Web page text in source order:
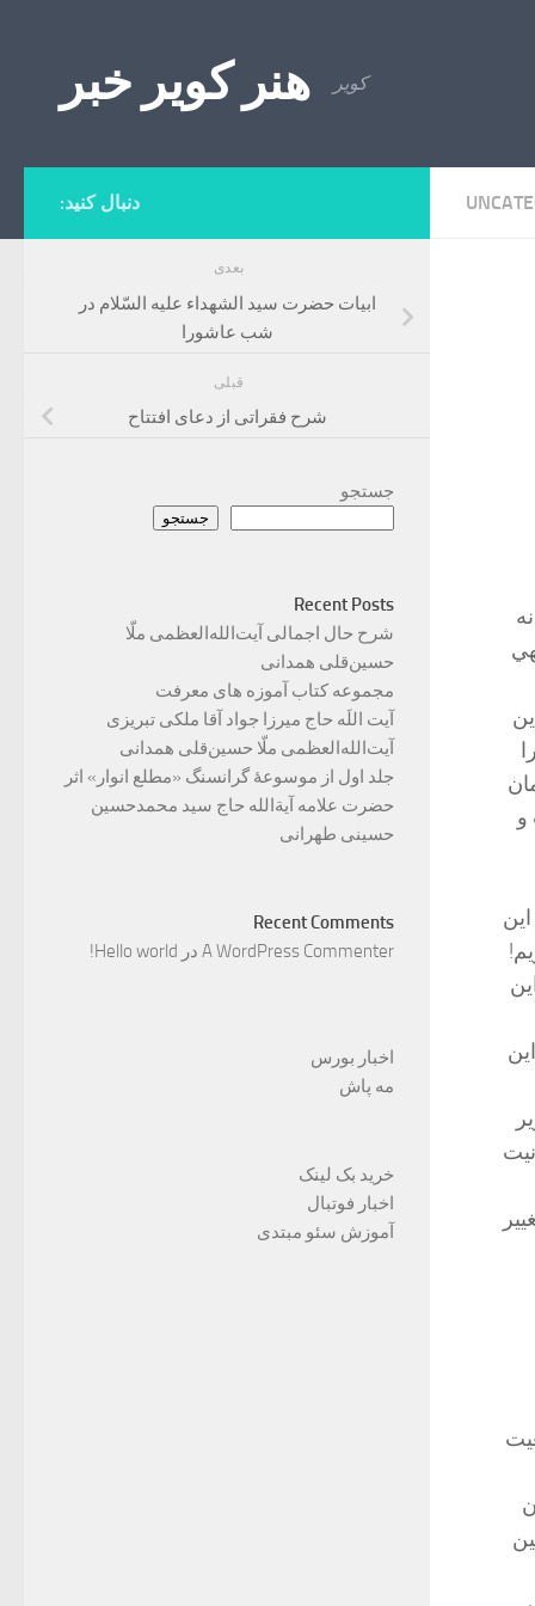
هنر کویر خبر کویر
و
دنبال کنید:
بعدی
ابيات‌ حضرت‌ سيد الشهداء عليه‌ السّلام‌ در
شب‌ عاشورا
قبلی
شرح فقراتی از دعای افتتاح
جستجو
جستجو
Recent Posts
شرح حال اجمالی آیت‌الله‌العظمی ملّا
حسین‌قلی همدانی
مجموعه کتاب آموزه های معرفت
آیت اللَه حاج میرزا جواد آقا ملکی تبریزی
آیت‌الله‌العظمی ملّا حسین‌قلی همدانی
جلد اول از موسوعۀ گرانسنگ «مطلع انوار» اثر
حضرت علامه آیة‌الله حاج سید محمدحسین
حسینی طهرانی
Recent Comments
A WordPress Commenter در Hello world!
اخبار بورس
مه پاش
خرید بک لینک
اخبار فوتبال
آموزش سئو مبتدی